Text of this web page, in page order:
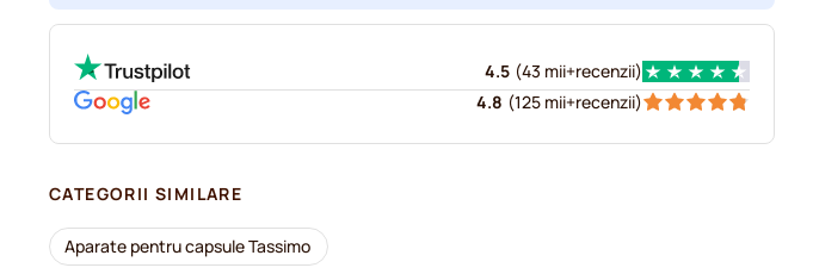
4.5 (43 mii+recenzii)
4.8 (125 mii+recenzii)
CATEGORII SIMILARE
Aparate pentru capsule Tassimo